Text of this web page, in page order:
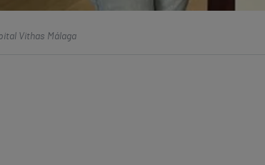
Vithas Málaga